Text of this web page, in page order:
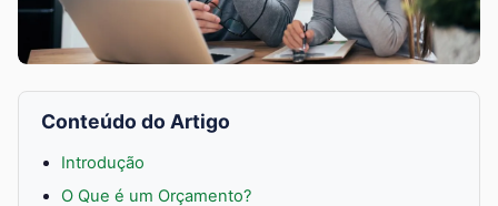
Conteúdo do Artigo
Introdução
O Que é um Orçamento?